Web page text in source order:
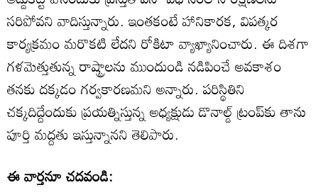
సరిపోవని వాదిస్తున్నారు. ఇంతకంటే హానికారక, విపత్కర
కార్యక్రమం మరొకటి లేదని రోకిటా వ్యాఖ్యానించారు. ఈ దిశగా
గళమెత్తుతున్న రాష్ట్రాలను ముందుండి నడిపించే అవకాశం
తనకు దక్కడం గర్వకారణమని అన్నారు. పరిస్థితిని
చక్కదిద్దేందుకు ప్రయత్నిస్తున్న అధ్యక్షుడు డొనాల్డ్ ట్రంప్‌కు తాను
పూర్తి మద్దతు ఇస్తున్నానని తెలిపారు.
ఈ వార్తనూ చదవండి: